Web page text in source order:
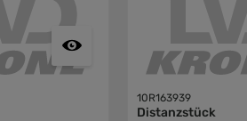
10R163939
Distanzstück